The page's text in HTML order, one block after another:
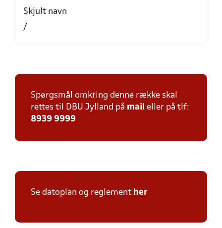
Skjult navn
/
Spørgsmål omkring denne række skal
rettes til DBU Jylland på mail eller på tlf:
8939 9999
Se datoplan og reglement her